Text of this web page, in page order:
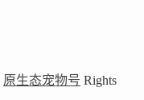
原生态宠物号 Rights